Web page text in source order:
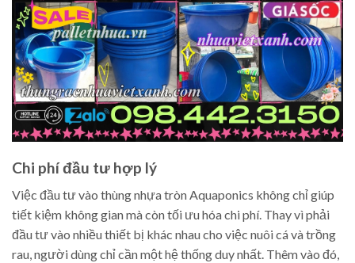
Chi phí đầu tư hợp lý
Việc đầu tư vào thùng nhựa tròn Aquaponics không chỉ giúp
tiết kiệm không gian mà còn tối ưu hóa chi phí. Thay vì phải
đầu tư vào nhiều thiết bị khác nhau cho việc nuôi cá và trồng
rau, người dùng chỉ cần một hệ thống duy nhất. Thêm vào đó,